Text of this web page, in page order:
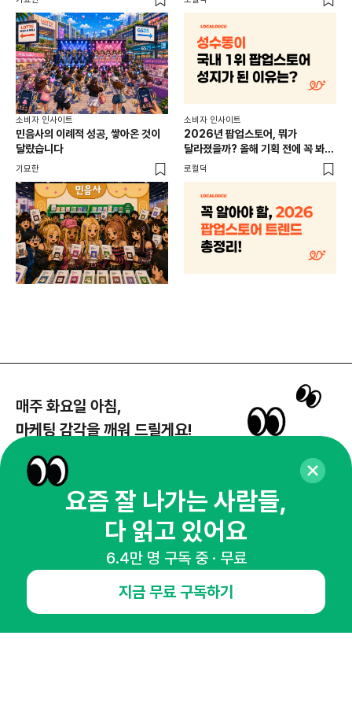
소비자 인사이트
민음사의 이례적 성공, 쌓아온 것이
달랐습니다
기묘한
소비자 인사이트
2026년 팝업스토어, 뭐가
달라졌을까? 올해 기획 전에 꼭 봐야
할 트렌드 4가지
로컬덕
매주 화요일 아침,
마케팅 감각을 깨워 드릴게요!
뉴스레터 구독하기
오픈애즈란
요즘 잘 나가는 사람들,
다 읽고 있어요
6.4만 명 구독 중 · 무료
지금 무료 구독하기